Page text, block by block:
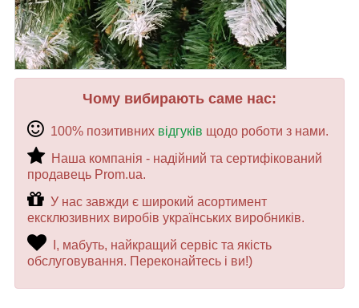
Чому вибирають саме нас:
100% позитивних відгуків щодо роботи з нами.
Наша компанія - надійний та сертифікований
продавець Prom.ua.
У нас завжди є широкий асортимент
ексклюзивних виробів українських виробників.
І, мабуть, найкращий сервіс та якість
обслуговування. Переконайтесь і ви!)